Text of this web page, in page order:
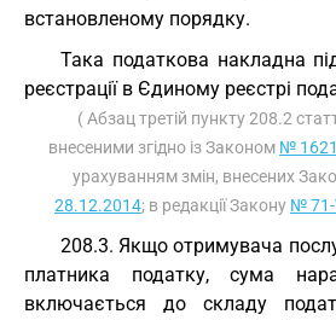
встановленому порядку.
Така податкова накладна
реєстрації в Єдиному реєстрі
( Абзац третій пункту 208.2
внесеними згідно із Законом №
урахуванням змін, внесених
28.12.2014; в редакції Закону № 71-
208.3. Якщо отримувача
платника податку, сума
включається до складу